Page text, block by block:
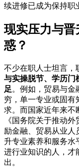
续进修已成为保持职
现实压力与晋
惑？
不少在职人士坦言，
与实操脱节、学历门
足。例如，贸易与金
穷，单一专业或固有
求。而国家近年来不
《国务院关于推动
励金融、贸易从业人
升专业素养和服务水
进行业知识的人，才
出。